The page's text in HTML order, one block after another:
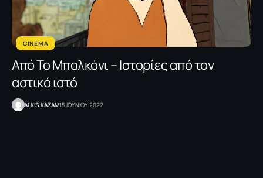
CINEMA
Από Το Μπαλκόνι – Ιστορίες από τον
αστικό ιστό
ALKIS.KAZAM15 ΙΟΥΝΙΟΥ 2022